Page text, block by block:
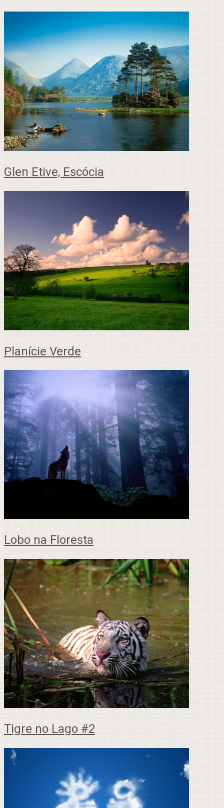
Glen Etive, Escócia
Planície Verde
Lobo na Floresta
Tigre no Lago #2